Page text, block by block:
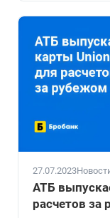
27.07.2023
АТБ
расчетов за